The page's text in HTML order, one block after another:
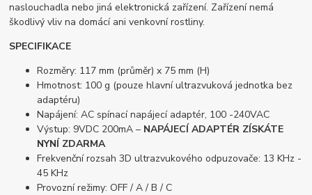
naslouchadla nebo jiná elektronická zařízení. Zařízení nemá
škodlivý vliv na domácí ani venkovní rostliny.
SPECIFIKACE
Rozměry: 117 mm (průměr) x 75 mm (H)
Hmotnost: 100 g (pouze hlavní ultrazvuková jednotka bez
adaptéru)
Napájení: AC spínací napájecí adaptér, 100 -240VAC
Výstup: 9VDC 200mA – NAPÁJECÍ ADAPTÉR ZÍSKÁTE
NYNÍ ZDARMA
Frekvenční rozsah 3D ultrazvukového odpuzovače: 13 KHz -
45 KHz
Provozní režimy: OFF / A / B / C